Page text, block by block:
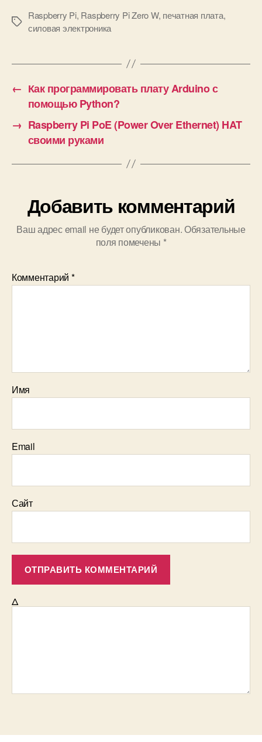
для Raspberry
Pi и связь с
М
Raspberry Pi, Raspberry Pi Zero W, печатная плата,
силовая электроника
← Как программировать плату Arduino с
помощью Python?
→ Raspberry Pi PoE (Power Over Ethernet) HAT
своими руками
Добавить комментарий
Ваш адрес email не будет опубликован.Обязательные
поля помечены *
Комментарий *
Имя
Email
Сайт
Δ